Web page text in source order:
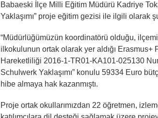
Babaeski İlçe Milli Eğitim Müdürü Kadriye
Yaklaşımı” proje eğitim gezisi ile ilgili olarak
“Müdürlüğümüzün koordinatörü olduğu,
ilkokulunun ortak olarak yer aldığı Erasmus+
Hareketliliği 2016-1-TR01-KA101-025130
Schulwerk Yaklaşımı” konulu 59334 Euro
hibe almaya hak kazanmıştı.
Proje ortak okullarımızdan 22 öğretmen,